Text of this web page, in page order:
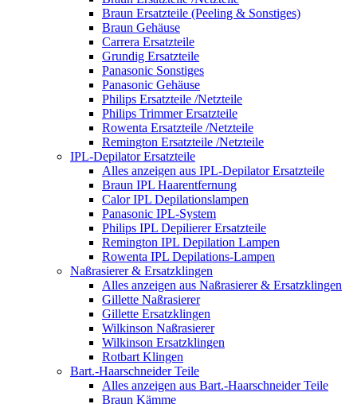
Braun Ersatzteile (Peeling & Sonstiges)
Braun Gehäuse
Carrera Ersatzteile
Grundig Ersatzteile
Panasonic Sonstiges
Panasonic Gehäuse
Philips Ersatzteile /Netzteile
Philips Trimmer Ersatzteile
Rowenta Ersatzteile /Netzteile
Remington Ersatzteile /Netzteile
IPL-Depilator Ersatzteile
Alles anzeigen aus IPL-Depilator Ersatzteile
Braun IPL Haarentfernung
Calor IPL Depilationslampen
Panasonic IPL-System
Philips IPL Depilierer Ersatzteile
Remington IPL Depilation Lampen
Rowenta IPL Depilations-Lampen
Naßrasierer & Ersatzklingen
Alles anzeigen aus Naßrasierer & Ersatzklingen
Gillette Naßrasierer
Gillette Ersatzklingen
Wilkinson Naßrasierer
Wilkinson Ersatzklingen
Rotbart Klingen
Bart.-Haarschneider Teile
Alles anzeigen aus Bart.-Haarschneider Teile
Braun Kämme